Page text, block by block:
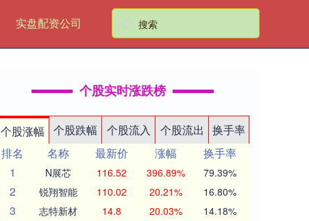
实盘配资公司
个股实时涨跌榜
个股涨幅 个股跌幅 个股流入 个股流出
换手率
排名
名称 最新价 涨幅
换手率
1
N展芯 116.52 396.89% 79.39%
2 锐翔智能 110.02 20.21% 16.80%
3 志特新材 14.8 20.03% 14.18%